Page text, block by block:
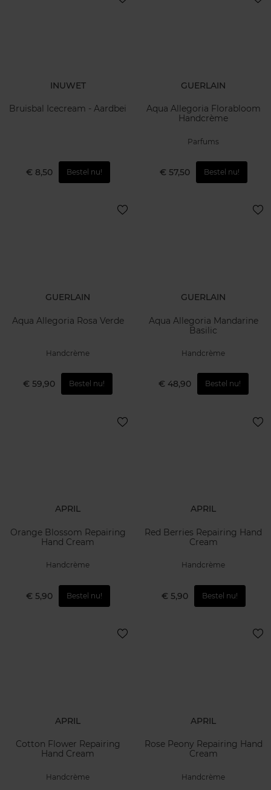
INUWET
Bruisbal Icecream - Aardbei
€ 8,50 Bestel nu!
GUERLAIN
Aqua Allegoria Florabloom
Handcrème
Parfums
€ 57,50 Bestel nu!
GUERLAIN
Aqua Allegoria Rosa Verde
Handcrème
€ 59,90 Bestel nu!
GUERLAIN
Aqua Allegoria Mandarine
Basilic
Handcrème
€ 48,90 Bestel nu!
APRIL
Orange Blossom Repairing
Hand Cream
Handcrème
€ 5,90 Bestel nu!
APRIL
Red Berries Repairing Hand
Cream
Handcrème
€ 5,90 Bestel nu!
APRIL
Cotton Flower Repairing
Hand Cream
Handcrème
APRIL
Rose Peony Repairing Hand
Cream
Handcrème